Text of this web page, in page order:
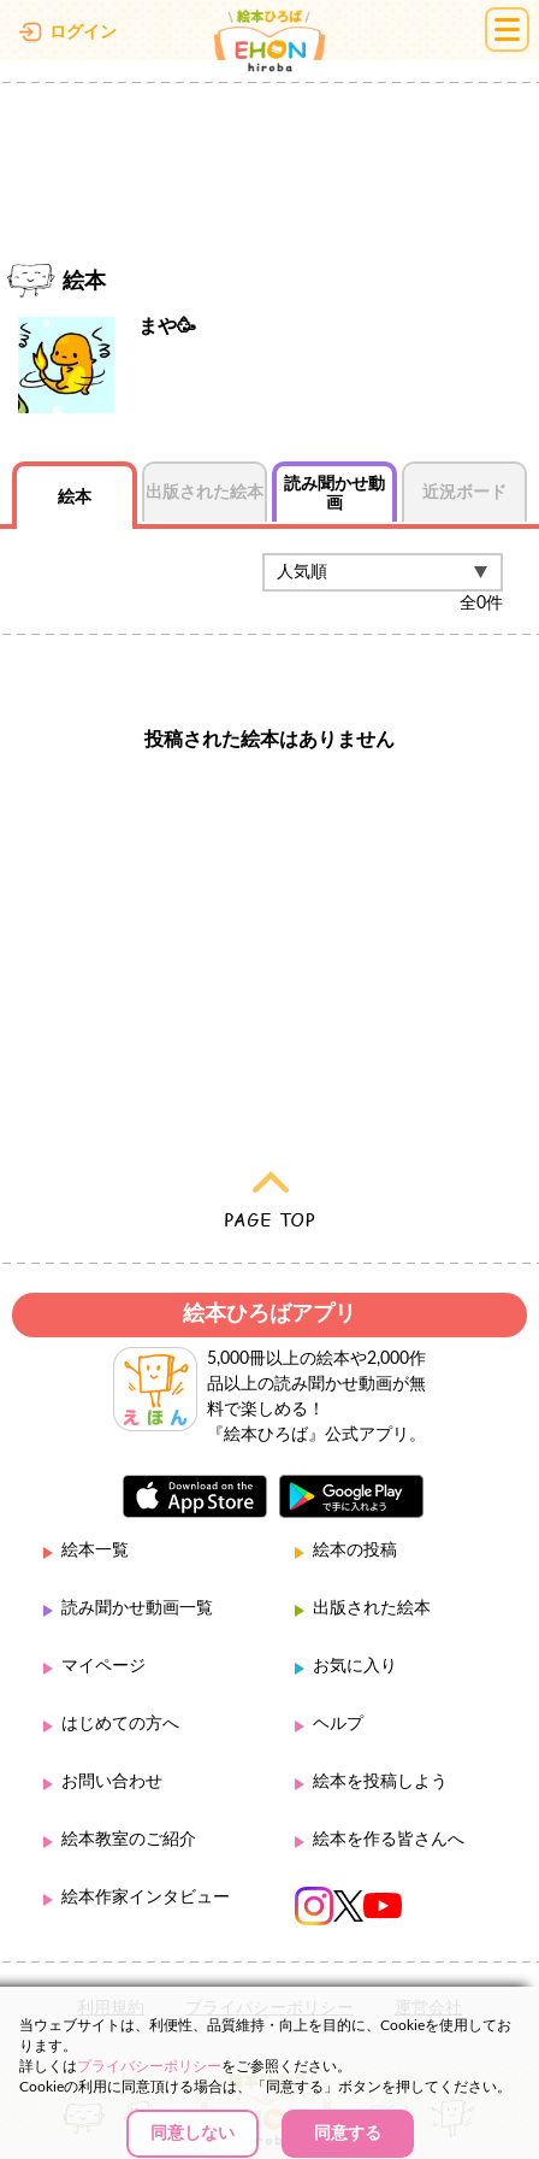
ログイン 絵本ひろば
絵本
まや🥳
絵本 出版された絵本
読み聞かせ動
画
近況ボード
全0件
投稿された絵本はありません
絵本ひろばアプリ
5,000冊以上の絵本や2,000作
品以上の読み聞かせ動画が無
料で楽しめる！
『絵本ひろば』公式アプリ。
絵本一覧 絵本の投稿
読み聞かせ動画一覧 出版された絵本
マイページ お気に入り
はじめての方へ ヘルプ
お問い合わせ 絵本を投稿しよう
絵本教室のご紹介 絵本を作る皆さんへ
絵本作家インタビュー
利用規約 プライバシーポリシー 運営会社
当ウェブサイトは、利便性、品質維持・向上を目的に、Cookieを使用してお
ります。
詳しくはプライバシーポリシーをご参照ください。
Cookieの利用に同意頂ける場合は、「同意する」ボタンを押してください。
同意しない 同意する